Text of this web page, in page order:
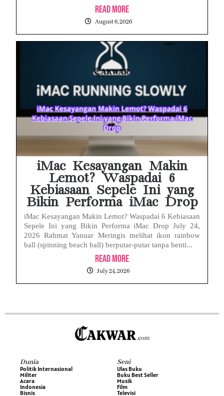
Read More
August 6, 2026
iMac Kesayangan Makin
Lemot? Waspadai 6
Kebiasaan Sepele Ini yang
Bikin Performa iMac Drop
iMac Kesayangan Makin Lemot? Waspadai 6 Kebiasaan
Sepele Ini yang Bikin Performa iMac Drop July 24,
2026 Rahmat Yanuar Meringis melihat ikon rainbow
ball (spinning beach ball) berputar-putar tanpa henti...
Read More
July 24, 2026
Dunia
Politik Internasional
Militer
Acara
Indonesia
Bisnis
Seni
Ulas Buku
Buku Best Seller
Musik
Film
Televisi